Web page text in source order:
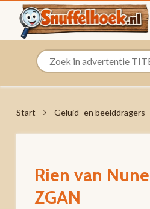
Start Geluid- en beelddragers
Rien van
ZGAN